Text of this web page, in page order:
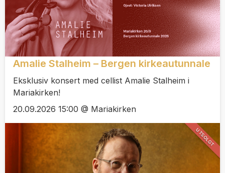
Amalie Stalheim – Bergen kirkeautunnale
Eksklusiv konsert med cellist Amalie Stalheim i
Mariakirken!
20.09.2026 15:00 @ Mariakirken
UTSOLGT